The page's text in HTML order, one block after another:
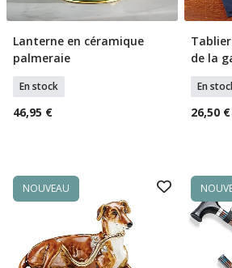
Ajouter Au Panier
Lanterne en céramique
palmeraie
En stock
46,95 €
de la
En
26,50 €
NOUVEAU